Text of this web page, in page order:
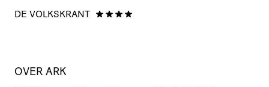
DE VOLKSKRANT
OVER ARK